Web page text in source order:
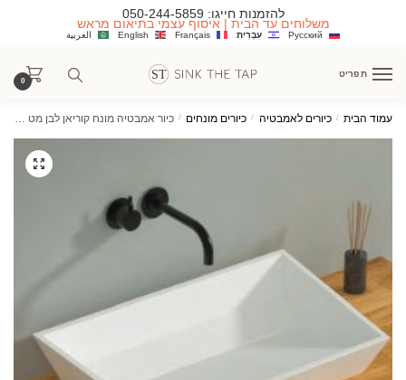
להזמנות חייגו: 050-244-5859
משלוחים עד הבית | איסוף עצמי בתיאום מראש
العربية English Français עִבְרִית Русский
תפריט
0
עמוד הבית / כיורים לאמבטיה / כיורים מונחים / כיור אמבטיה מונח קוריאן לבן מט בראשית 57 ס"מ